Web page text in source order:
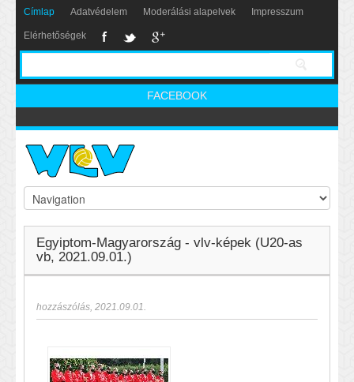
Címlap Adatvédelem Moderálási alapelvek Impresszum
Elérhetőségek
FACEBOOK
Egyiptom-Magyarország - vlv-képek (U20-as
vb, 2021.09.01.)
hozzászólás, 2021.09.01.